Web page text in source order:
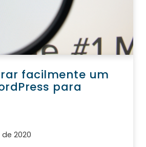
facilmente um
para
2020